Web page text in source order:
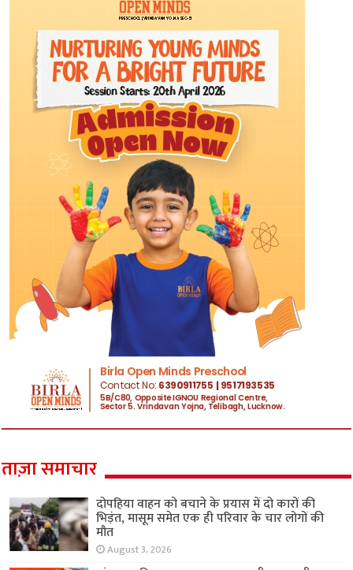
ताज़ा समाचार
दोपहिया वाहन को बचाने के प्रयास में दो कारों की
भिड़ंत, मासूम समेत एक ही परिवार के चार लोगों की
मौत
August 3, 2026